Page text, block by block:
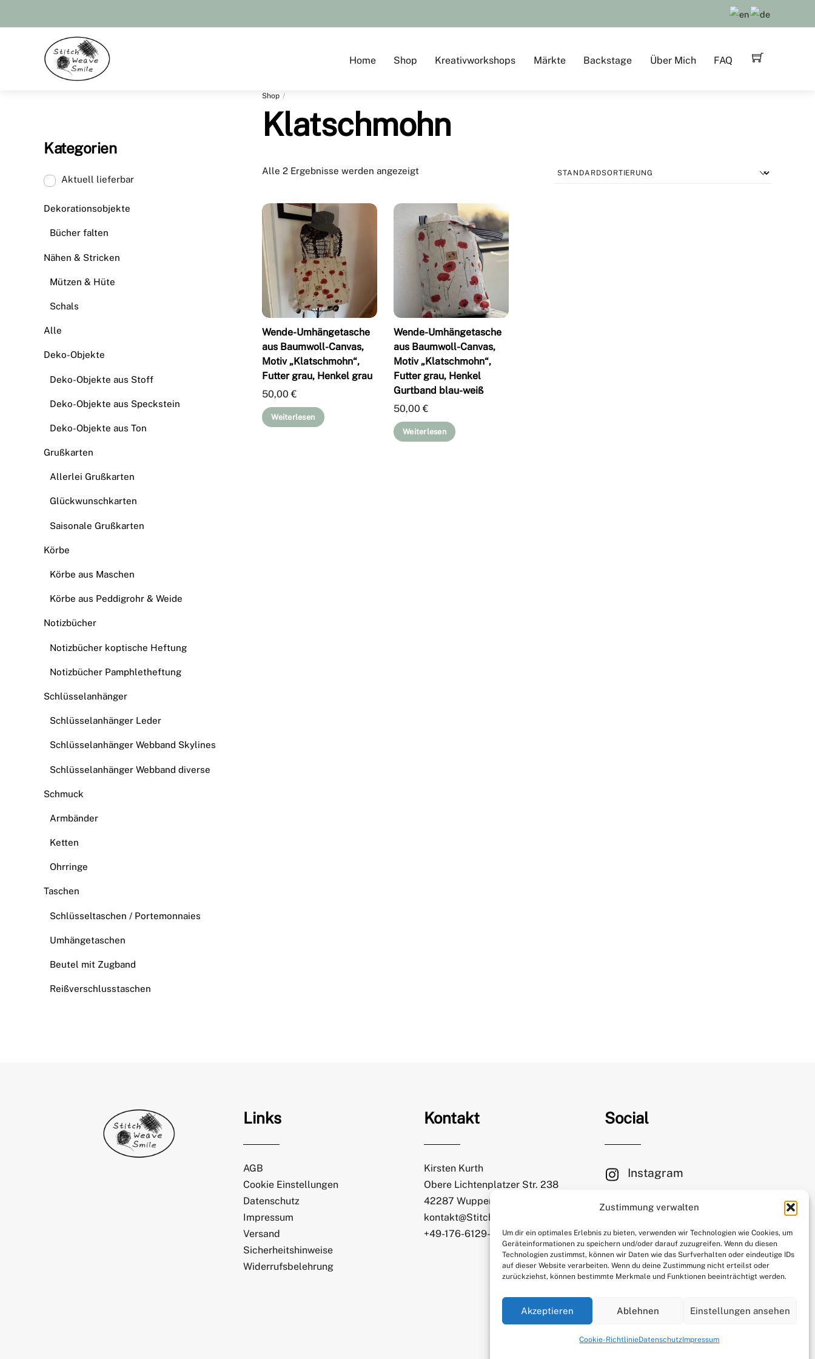
Zustimmung verwalten
Um dir ein optimales Erlebnis zu bieten, verwenden wir Technologien wie Cookies, um
Geräteinformationen zu speichern und/oder darauf zuzugreifen. Wenn du diesen
Technologien zustimmst, können wir Daten wie das Surfverhalten oder eindeutige IDs
auf dieser Website verarbeiten. Wenn du deine Zustimmung nicht erteilst oder
zurückziehst, können bestimmte Merkmale und Funktionen beeinträchtigt werden.
Akzeptieren Ablehnen Einstellungen ansehen
Cookie-RichtlinieDatenschutzImpressum
Menu
Home Shop Kreativworkshops Märkte Backstage Über Mich FAQ
Shop
Klatschmohn
Alle 2 Ergebnisse werden angezeigt
Wende-Umhängetasche
aus Baumwoll-Canvas,
Motiv „Klatschmohn“,
Futter grau, Henkel grau
50,00€
Weiterlesen
Wende-Umhängetasche
aus Baumwoll-Canvas,
Motiv „Klatschmohn“,
Futter grau, Henkel
Gurtband blau-weiß
50,00€
Weiterlesen
Kategorien
Aktuell lieferbar
Dekorationsobjekte
Bücher falten
Nähen & Stricken
Mützen & Hüte
Schals
Alle
Deko-Objekte
Deko-Objekte aus Stoff
Deko-Objekte aus Speckstein
Deko-Objekte aus Ton
Grußkarten
Allerlei Grußkarten
Glückwunschkarten
Saisonale Grußkarten
Körbe
Körbe aus Maschen
Körbe aus Peddigrohr & Weide
Notizbücher
Notizbücher koptische Heftung
Notizbücher Pamphletheftung
Schlüsselanhänger
Schlüsselanhänger Leder
Schlüsselanhänger Webband Skylines
Schlüsselanhänger Webband diverse
Schmuck
Armbänder
Ketten
Ohrringe
Taschen
Schlüsseltaschen / Portemonnaies
Umhängetaschen
Beutel mit Zugband
Reißverschlusstaschen
Links
AGB
Cookie Einstellungen
Datenschutz
Impressum
Versand
Sicherheitshinweise
Widerrufsbelehrung
Kontakt
Kirsten Kurth
Obere Lichtenplatzer Str. 238
42287 Wuppertal
kontakt@StitchWeaveSmile.com
+49-176-6129-7065
Social
Instagram
Facebook
Mastodon